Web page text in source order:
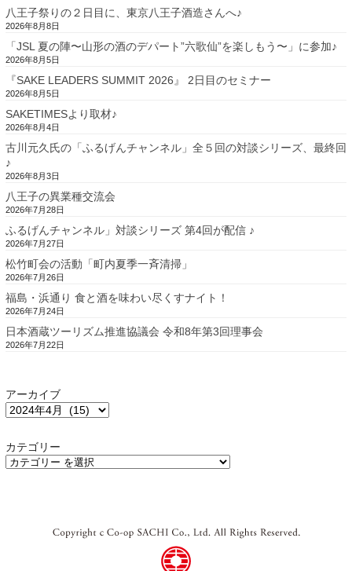
八王子祭りの２日目に、東京八王子酒造さんへ♪
2026年8月8日
「JSL 夏の陣〜山形の酒のデパート”六歌仙”を楽しもう〜」に参加♪
2026年8月5日
『SAKE LEADERS SUMMIT 2026』 2日目のセミナー
2026年8月5日
SAKETIMESより取材♪
2026年8月4日
古川元久氏の「ふるげんチャンネル」全５回の対談シリーズ、最終回
♪
2026年8月3日
八王子の異業種交流会
2026年7月28日
ふるげんチャンネル」対談シリーズ 第4回が配信 ♪
2026年7月27日
松竹町会の活動「町内夏季一斉清掃」
2026年7月26日
福島・浜通り 食と酒を味わい尽くすナイト！
2026年7月24日
日本酒蔵ツーリズム推進協議会 令和8年第3回理事会
2026年7月22日
アーカイブ
カテゴリー